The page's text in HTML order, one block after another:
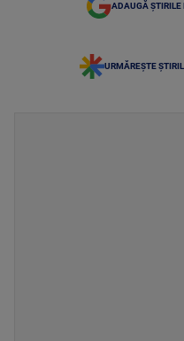
ADAUGĂ ȘTIRILE
URMĂREȘTE